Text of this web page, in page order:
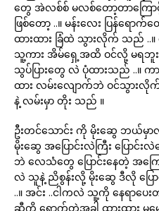
တွေ အဲလစ်စ် မလစ်တော့တာကြော
ဖြစ်တော့ ..။ မန်းလေး ပြန်ရေ
ထားထား ခြံထဲ သွားလိုက် သည် ..။
သူ့ကား အိမ်ရှေ့အထိ ဝင်လို့ မရဘူး
သွပ်ပြားတွေ လဲ ပုံထားသည် ..။ ကာ
ထား လမ်းလျောက်ဘဲ ဝင်သွားလိုက်
နဲ့ လမ်းမှာ တိုး သည် ။
ဦးတင်သောင်း ကို မိုးဆွေ ဘယ်မှာ
မိုးဆွေ အပြောင်းလဲကြီး ပြော
ဘဲ လေသံတွေ ပြောင်းနေတဲ့ အကြ
လဲ သူနဲ့ ညိစွန်းလို့ မိုးဆွေ ဒီလို ပြ
..။ အင်း ..ငါကလဲ သူ့ကို နေရာပေ
ဆီကို ရောက်တဲ့အခါ ထားထား မ